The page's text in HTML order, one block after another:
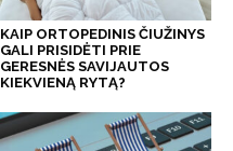
KAIP ORTOPEDINIS ČIUŽINYS
GALI PRISIDĖTI PRIE
GERESNĖS SAVIJAUTOS
KIEKVIENĄ RYTĄ?